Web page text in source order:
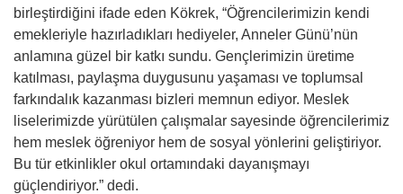
birleştirdiğini ifade eden Kökrek, “Öğrencilerimizin kendi
emekleriyle hazırladıkları hediyeler, Anneler Günü’nün
anlamına güzel bir katkı sundu. Gençlerimizin üretime
katılması, paylaşma duygusunu yaşaması ve toplumsal
farkındalık kazanması bizleri memnun ediyor. Meslek
liselerimizde yürütülen çalışmalar sayesinde öğrencilerimiz
hem meslek öğreniyor hem de sosyal yönlerini geliştiriyor.
Bu tür etkinlikler okul ortamındaki dayanışmayı
güçlendiriyor.” dedi.